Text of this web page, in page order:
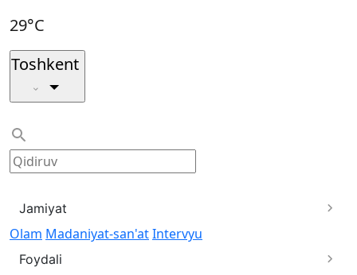
29°C
Toshkent
Jamiyat
Olam Madaniyat-san'atIntervyu
Foydali